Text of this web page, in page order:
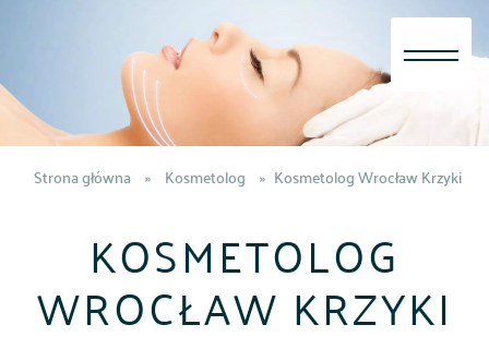
Strona główna » Kosmetolog » Kosmetolog Wrocław Krzyki
KOSMETOLOG
WROCŁAW KRZYKI